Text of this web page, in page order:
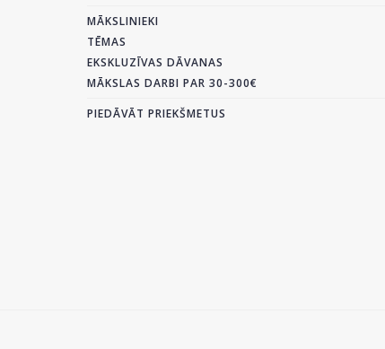
MĀKSLINIEKI
TĒMAS
EKSKLUZĪVAS DĀVANAS
MĀKSLAS DARBI PAR 30-300€
PIEDĀVĀT PRIEKŠMETUS